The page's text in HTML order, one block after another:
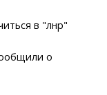
в "лнр"
о